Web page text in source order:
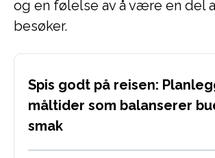
og en følelse av å være en del
besøker.
Spis godt på reisen:
måltider som balanserer
smak